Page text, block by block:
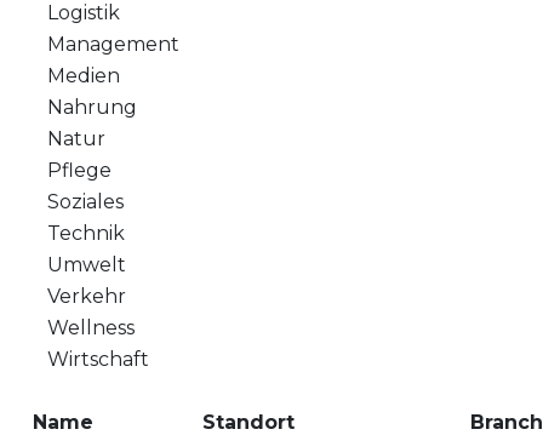
Logistik
Management
Medien
Nahrung
Natur
Pflege
Soziales
Technik
Umwelt
Verkehr
Wellness
Wirtschaft
Name Standort